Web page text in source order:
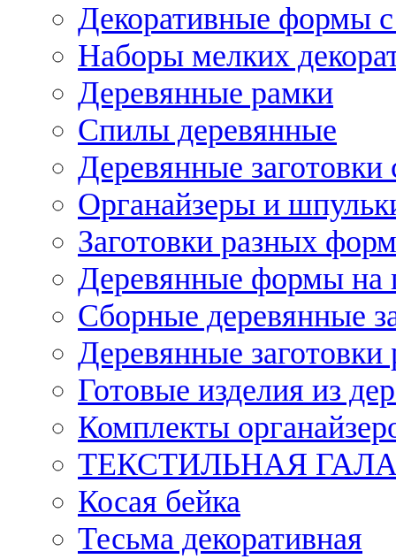
Декоративные формы с
Наборы мелких
Деревянные рамки
Спилы деревянные
Деревянные заготовки
Органайзеры и
Заготовки разных
Деревянные формы на
Сборные деревянные
Деревянные заготовки
Готовые изделия из
Комплекты
ТЕКСТИЛЬНАЯ
Косая бейка
Тесьма декоративная